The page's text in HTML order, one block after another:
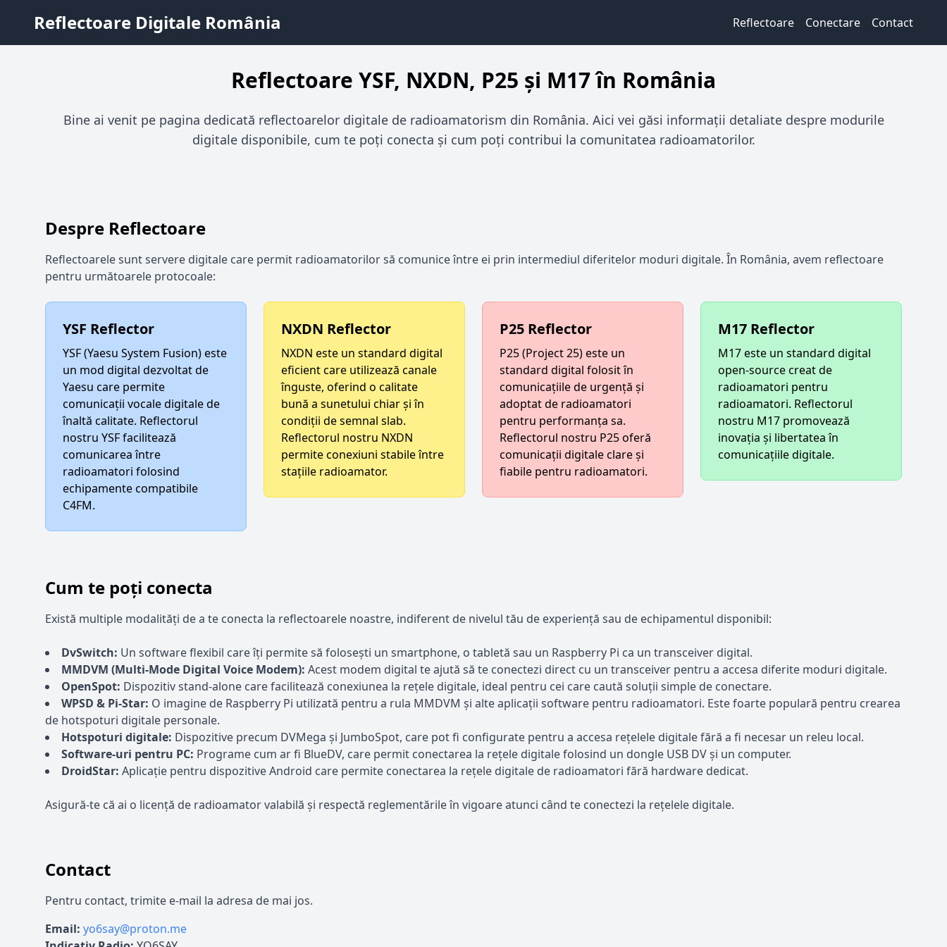
Reflectoare Digitale România Reflectoare Conectare Contact
Reflectoare YSF, NXDN, P25 și M17 în România
Bine ai venit pe pagina dedicată reflectoarelor digitale de radioamatorism din România. Aici vei găsi informații detaliate despre modurile
digitale disponibile, cum te poți conecta și cum poți contribui la comunitatea radioamatorilor.
Despre Reflectoare
Reflectoarele sunt servere digitale care permit radioamatorilor să comunice între ei prin intermediul diferitelor moduri digitale. În România, avem reflectoare
pentru următoarele protocoale:
YSF Reflector
YSF (Yaesu System Fusion) este
un mod digital dezvoltat de
Yaesu care permite
comunicații vocale digitale de
înaltă calitate. Reflectorul
nostru YSF facilitează
comunicarea între
radioamatori folosind
echipamente compatibile
C4FM.
NXDN Reflector
NXDN este un standard digital
eficient care utilizează canale
înguste, oferind o calitate
bună a sunetului chiar și în
condiții de semnal slab.
Reflectorul nostru NXDN
permite conexiuni stabile între
stațiile radioamator.
P25 Reflector
P25 (Project 25) este un
standard digital folosit în
comunicațiile de urgență și
adoptat de radioamatori
pentru performanța sa.
Reflectorul nostru P25 oferă
comunicații digitale clare și
fiabile pentru radioamatori.
M17 Reflector
M17 este un standard digital
open-source creat de
radioamatori pentru
radioamatori. Reflectorul
nostru M17 promovează
inovația și libertatea în
comunicațiile digitale.
Cum te poți conecta
Există multiple modalități de a te conecta la reflectoarele noastre, indiferent de nivelul tău de experiență sau de echipamentul disponibil:
DvSwitch: Un software flexibil care îți permite să folosești un smartphone, o tabletă sau un Raspberry Pi ca un transceiver digital.
MMDVM (Multi-Mode Digital Voice Modem): Acest modem digital te ajută să te conectezi direct cu un transceiver pentru a accesa diferite moduri digitale.
OpenSpot: Dispozitiv stand-alone care facilitează conexiunea la rețele digitale, ideal pentru cei care caută soluții simple de conectare.
WPSD & Pi-Star: O imagine de Raspberry Pi utilizată pentru a rula MMDVM și alte aplicații software pentru radioamatori. Este foarte populară pentru crearea
de hotspoturi digitale personale.
Hotspoturi digitale: Dispozitive precum DVMega și JumboSpot, care pot fi configurate pentru a accesa rețelele digitale fără a fi necesar un releu local.
Software-uri pentru PC: Programe cum ar fi BlueDV, care permit conectarea la rețele digitale folosind un dongle USB DV și un computer.
DroidStar: Aplicație pentru dispozitive Android care permite conectarea la rețele digitale de radioamatori fără hardware dedicat.
Asigură-te că ai o licență de radioamator valabilă și respectă reglementările în vigoare atunci când te conectezi la rețelele digitale.
Contact
Pentru contact, trimite e-mail la adresa de mai jos.
Email: yo6say@proton.me